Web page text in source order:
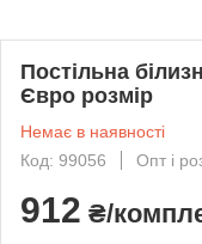
Постільна
Євро розмір
Немає в наявності
Код: 99056
Опт і
912 ₴/